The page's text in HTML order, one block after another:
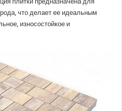
что делает ее идеальным
износостойкое и